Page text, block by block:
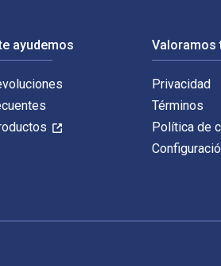
ayudemos Valoramos
Privacidad
Términos
Política de